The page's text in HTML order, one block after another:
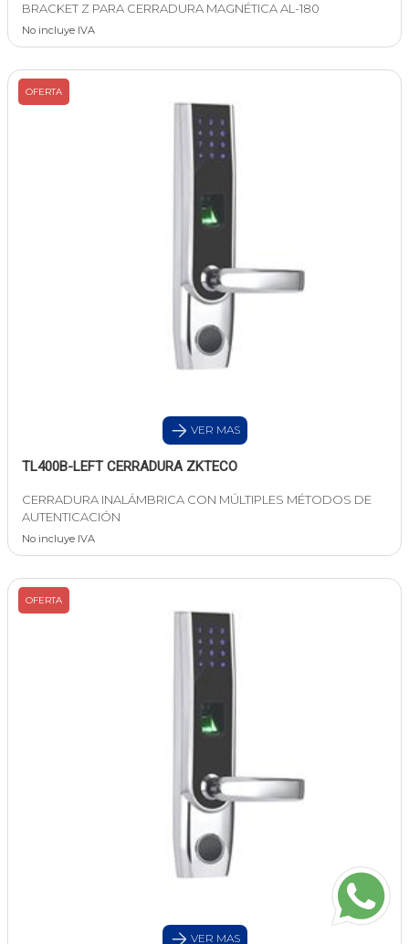
BRACKET Z PARA CERRADURA MAGNÉTICA AL-180
No incluye IVA
OFERTA
VER MAS
TL400B-LEFT CERRADURA ZKTECO
CERRADURA INALÁMBRICA CON MÚLTIPLES MÉTODOS DE
AUTENTICACIÓN
No incluye IVA
OFERTA
VER MAS